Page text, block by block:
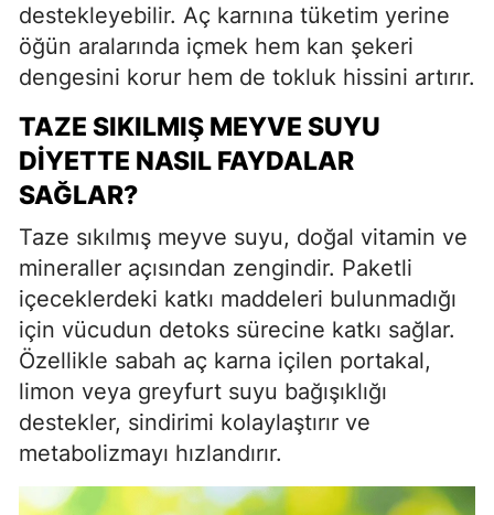
destekleyebilir. Aç karnına tüketim yerine
öğün aralarında içmek hem kan şekeri
dengesini korur hem de tokluk hissini artırır.
TAZE SIKILMIŞ MEYVE SUYU
DIYETTE NASIL FAYDALAR
SAĞLAR?
Taze sıkılmış meyve suyu, doğal vitamin ve
mineraller açısından zengindir. Paketli
içeceklerdeki katkı maddeleri bulunmadığı
için vücudun detoks sürecine katkı sağlar.
Özellikle sabah aç karna içilen portakal,
limon veya greyfurt suyu bağışıklığı
destekler, sindirimi kolaylaştırır ve
metabolizmayı hızlandırır.